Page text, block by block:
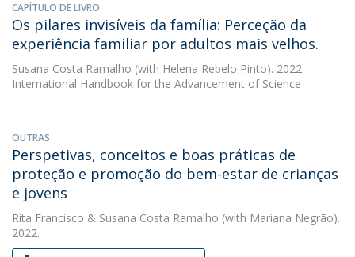
CAPÍTULO DE LIVRO
Os pilares invisíveis da família: Perceção da
experiência familiar por adultos mais velhos.
Susana Costa Ramalho (with Helena Rebelo Pinto). 2022.
International Handbook for the Advancement of Science
OUTRAS
Perspetivas, conceitos e boas práticas de
proteção e promoção do bem-estar de crianças
e jovens
Rita Francisco & Susana Costa Ramalho (with Mariana Negrão).
2022.